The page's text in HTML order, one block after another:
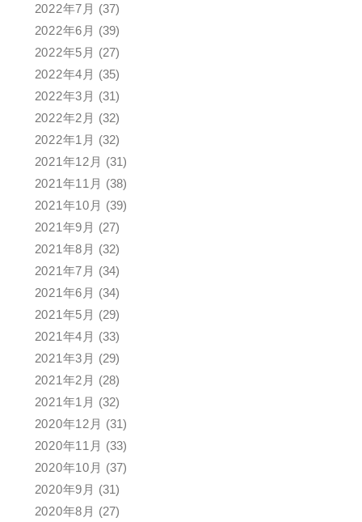
2022年7月 (37)
2022年6月 (39)
2022年5月 (27)
2022年4月 (35)
2022年3月 (31)
2022年2月 (32)
2022年1月 (32)
2021年12月 (31)
2021年11月 (38)
2021年10月 (39)
2021年9月 (27)
2021年8月 (32)
2021年7月 (34)
2021年6月 (34)
2021年5月 (29)
2021年4月 (33)
2021年3月 (29)
2021年2月 (28)
2021年1月 (32)
2020年12月 (31)
2020年11月 (33)
2020年10月 (37)
2020年9月 (31)
2020年8月 (27)